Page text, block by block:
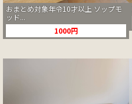
おまとめ対象年令10才以上 ソップモ
ッド...
1000円